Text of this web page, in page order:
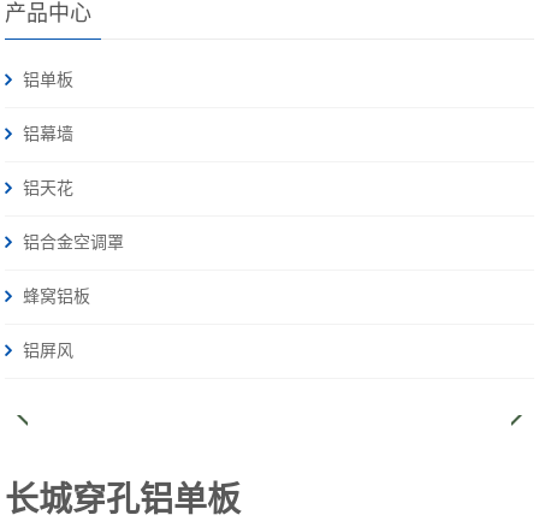
产品中心
铝单板
铝幕墙
铝天花
铝合金空调罩
蜂窝铝板
铝屏风
长城穿孔铝单板